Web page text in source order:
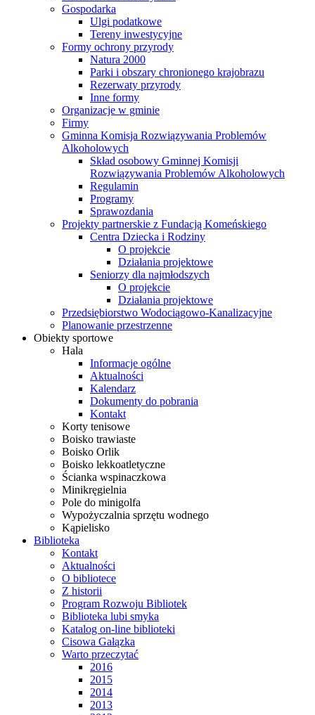
Gospodarka
Ulgi podatkowe
Tereny inwestycyjne
Formy ochrony przyrody
Natura 2000
Parki i obszary chronionego krajobrazu
Rezerwaty przyrody
Inne formy
Organizacje w gminie
Firmy
Gminna Komisja Rozwiązywania Problemów
Alkoholowych
Skład osobowy Gminnej Komisji
Rozwiązywania Problemów Alkoholowych
Regulamin
Programy
Sprawozdania
Projekty partnerskie z Fundacją Komeńskiego
Centra Dziecka i Rodziny
O projekcie
Działania projektowe
Seniorzy dla najmłodszych
O projekcie
Działania projektowe
Przedsiębiorstwo Wodociągowo-Kanalizacyjne
Planowanie przestrzenne
Obiekty sportowe
Hala
Informacje ogólne
Aktualności
Kalendarz
Dokumenty do pobrania
Kontakt
Korty tenisowe
Boisko trawiaste
Boisko Orlik
Boisko lekkoatletyczne
Ścianka wspinaczkowa
Minikręgielnia
Pole do minigolfa
Wypożyczalnia sprzętu wodnego
Kąpielisko
Biblioteka
Kontakt
Aktualności
O bibliotece
Z historii
Program Rozwoju Bibliotek
Biblioteka lubi smyka
Katalog on-line biblioteki
Cisowa Gałązka
Warto przeczytać
2016
2015
2014
2013